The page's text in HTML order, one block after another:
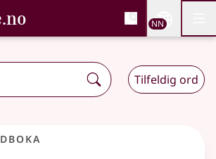
, Bokmålsordboka og
NN
Tilfeldig ord